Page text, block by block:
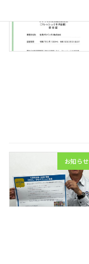
お知らせ